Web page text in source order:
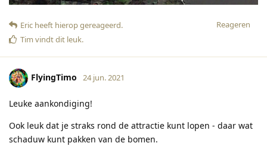
Reageren
Eric heeft hierop gereageerd.
Tim vindt dit leuk.
FlyingTimo 24 jun. 2021
Leuke aankondiging!
Ook leuk dat je straks rond de attractie kunt lopen - daar wat
schaduw kunt pakken van de bomen.